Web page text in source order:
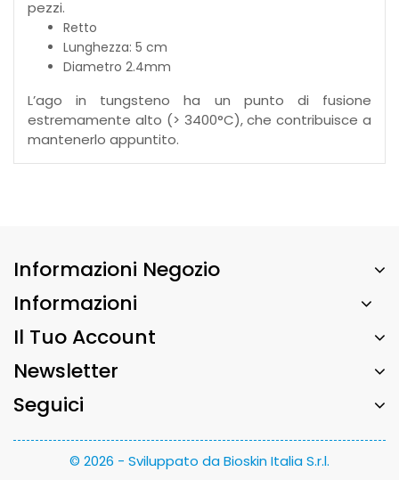
pezzi.
Retto
Lunghezza: 5 cm
Diametro 2.4mm
L’ago in tungsteno ha un punto di fusione
estremamente alto (> 3400°C), che contribuisce a
mantenerlo appuntito.
Informazioni Negozio
Informazioni
Il Tuo Account
Newsletter
Seguici
© 2026 - Sviluppato da Bioskin Italia S.r.l.